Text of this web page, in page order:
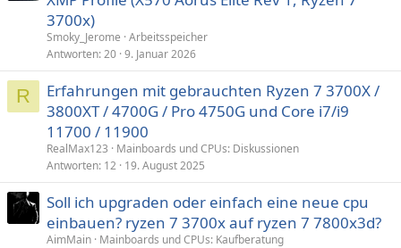
3700x)
Smoky_Jerome Arbeitsspeicher
Antworten 20 9. Januar 2026
R
Erfahrungen mit gebrauchten Ryzen 7 3700X /
3800XT / 4700G / Pro 4750G und Core i7/i9
11700 / 11900
RealMax123
Mainboards und CPUs: Diskussionen
Antworten 12 19. August 2025
Soll ich upgraden oder einfach eine neue cpu
einbauen? ryzen 7 3700x auf ryzen 7 7800x3d?
AimMain Mainboards und CPUs: Kaufberatung